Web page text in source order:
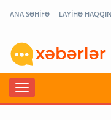
ANA SƏHİFƏ LAYİHƏ